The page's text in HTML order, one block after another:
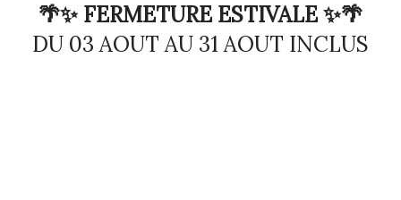
🌴✨ FERMETURE ESTIVALE ✨🌴
DU 03 AOUT AU 31 AOUT INCLUS